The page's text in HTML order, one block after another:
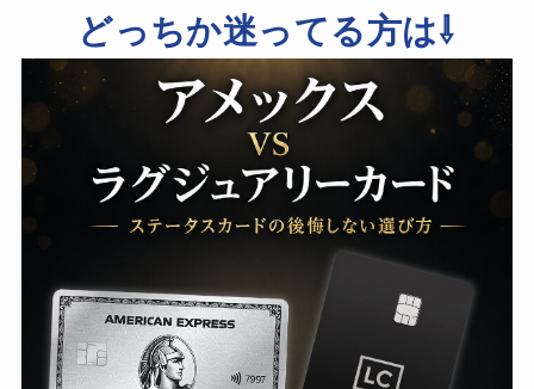
どっちか迷ってる方は⇩